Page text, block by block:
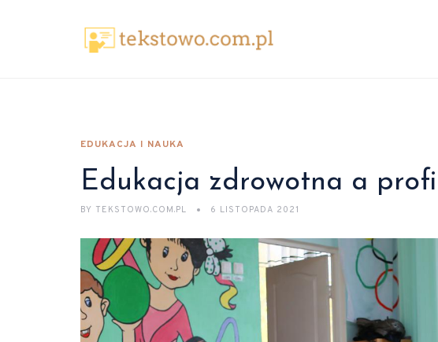
EDUKACJA I NAUKA
Edukacja zdrowotna a
BY TEKSTOWO.COM.PL 6 LISTOPADA 2021